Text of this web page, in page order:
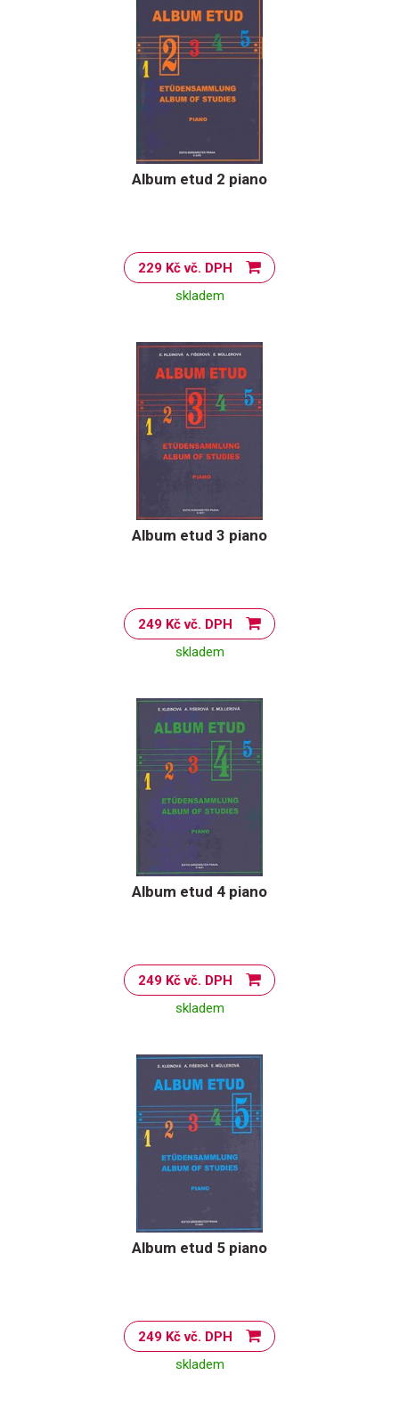
Album etud 2 piano
229 Kč vč. DPH
skladem
Album etud 3 piano
249 Kč vč. DPH
skladem
Album etud 4 piano
249 Kč vč. DPH
skladem
Album etud 5 piano
249 Kč vč. DPH
skladem